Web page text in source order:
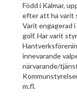
Född i Kalmar,
efter att ha varit
Varit engagerad
golf. Har varit
innevarande
närvarande/
m.fl.